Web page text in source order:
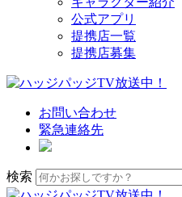
公式アプリ
提携店一覧
提携店募集
お問い合わせ
緊急連絡先
検索